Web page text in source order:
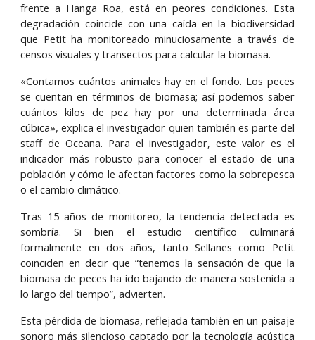
frente a Hanga Roa, está en peores condiciones. Esta
degradación coincide con una caída en la biodiversidad
que Petit ha monitoreado minuciosamente a través de
censos visuales y transectos para calcular la biomasa.
«Contamos cuántos animales hay en el fondo. Los peces
se cuentan en términos de biomasa; así podemos saber
cuántos kilos de pez hay por una determinada área
cúbica», explica el investigador quien también es parte del
staff de Oceana. Para el investigador, este valor es el
indicador más robusto para conocer el estado de una
población y cómo le afectan factores como la sobrepesca
o el cambio climático.
Tras 15 años de monitoreo, la tendencia detectada es
sombría. Si bien el estudio científico culminará
formalmente en dos años, tanto Sellanes como Petit
coinciden en decir que “tenemos la sensación de que la
biomasa de peces ha ido bajando de manera sostenida a
lo largo del tiempo”, advierten.
Esta pérdida de biomasa, reflejada también en un paisaje
sonoro más silencioso captado por la tecnología acústica